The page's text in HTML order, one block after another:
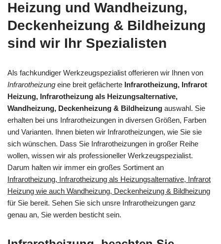
Heizung und Wandheizung,
Deckenheizung & Bildheizung
sind wir Ihr Spezialisten
Als fachkundiger Werkzeugspezialist offerieren wir Ihnen von
Infrarotheizung eine breit gefächerte Infrarotheizung, Infrarot
Heizung, Infrarotheizung als Heizungsalternative,
Wandheizung, Deckenheizung & Bildheizung auswahl. Sie
erhalten bei uns Infrarotheizungen in diversen Größen, Farben
und Varianten. Ihnen bieten wir Infrarotheizungen, wie Sie sie
sich wünschen. Dass Sie Infrarotheizungen in großer Reihe
wollen, wissen wir als professioneller Werkzeugspezialist.
Darum halten wir immer ein großes Sortiment an
Infrarotheizung, Infrarotheizung als Heizungsalternative, Infrarot
Heizung wie auch Wandheizung, Deckenheizung & Bildheizung
für Sie bereit. Sehen Sie sich unsre Infrarotheizungen ganz
genau an, Sie werden besticht sein.